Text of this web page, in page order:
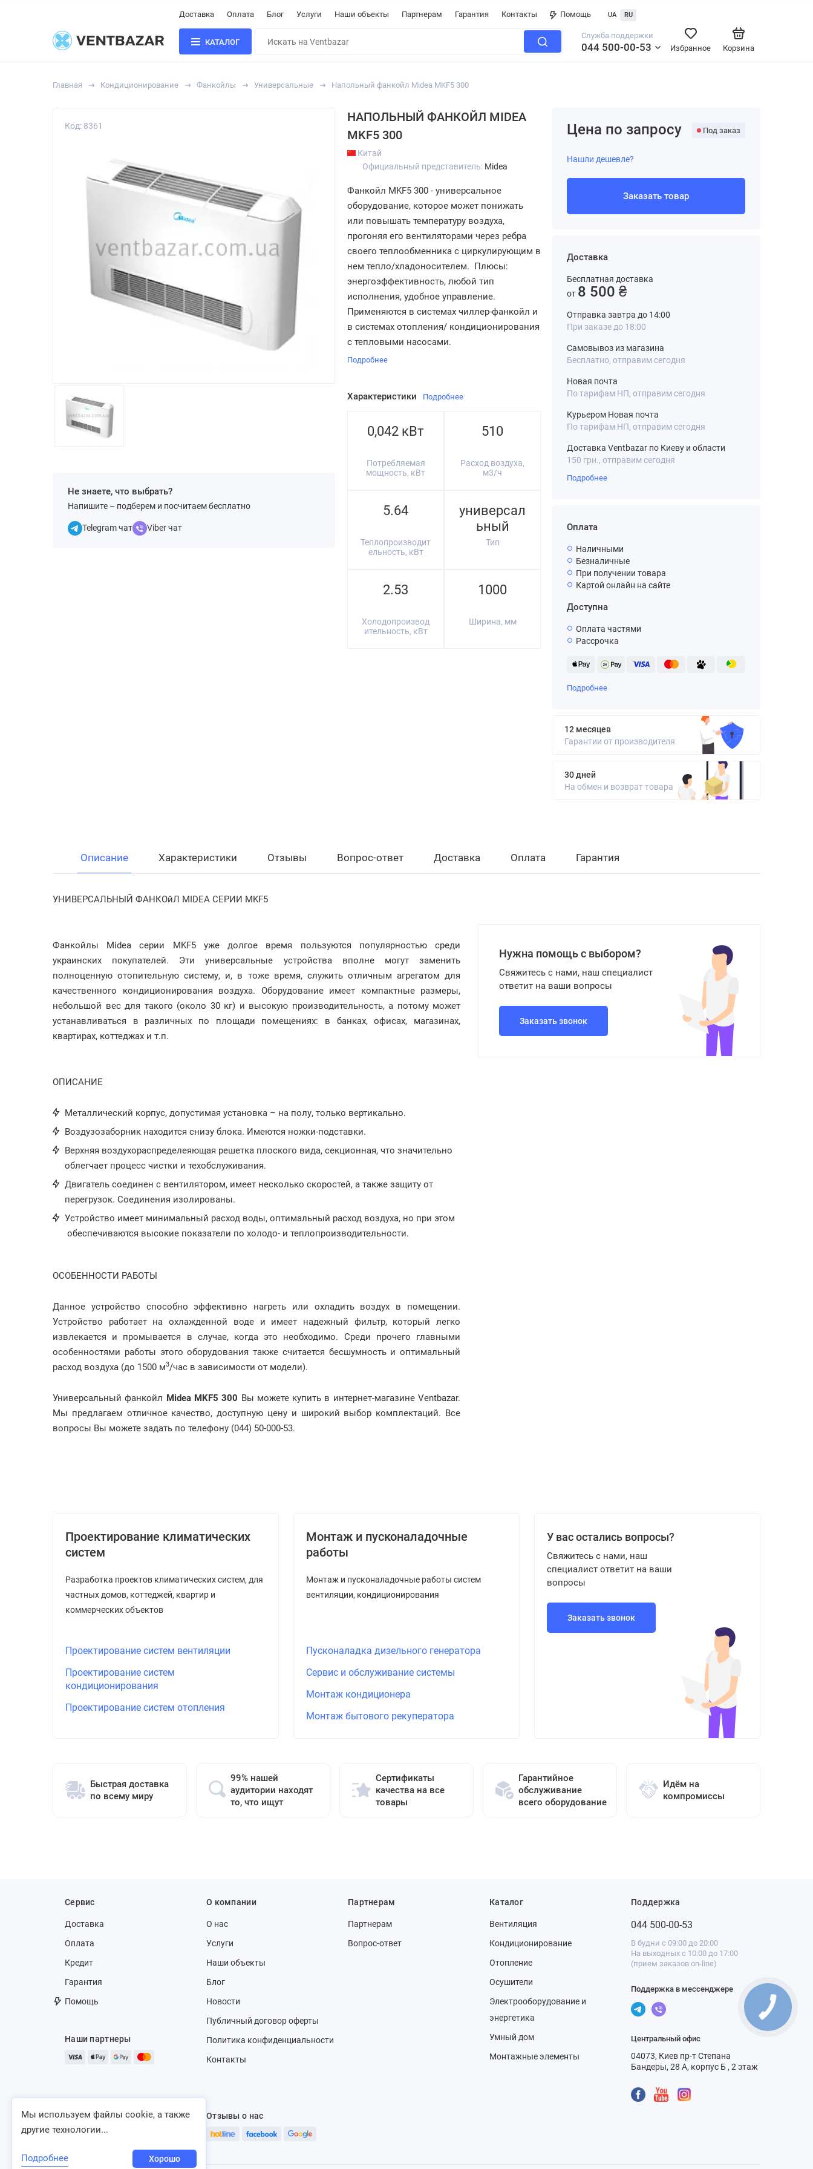
Доставка Оплата Блог Услуги Наши объекты Партнерам Гарантия Контакты Помощь UA RU
КАТАЛОГ
Служба поддержки
044 500-00-53 Корзина
Избранное
Главная Кондиционирование Фанкойлы Универсальные Напольный фанкойл Midea MKF5 300
Код: 8361
Не знаете, что выбрать?
Напишите – подберем и посчитаем бесплатно
Telegram чат Viber чат
НАПОЛЬНЫЙ ФАНКОЙЛ MIDEA
MKF5 300
Китай
Официальный представитель: Midea
Фанкойл MKF5 300 - универсальное
оборудование, которое может понижать
или повышать температуру воздуха,
прогоняя его вентиляторами через ребра
своего теплообменника с циркулирующим в
нем тепло/хладоносителем. Плюсы:
энергоэффективность, любой тип
исполнения, удобное управление.
Применяются в системах чиллер-фанкойл и
в системах отопления/ кондиционирования
с тепловыми насосами.
Подробнее
Характеристики Подробнее
0,042 кВт
Потребляемая
мощность, кВт
510
Расход воздуха,
м3/ч
5.64
Теплопроизводит
ельность, кВт
универсал
ьный
Тип
2.53
Холодопроизвод
ительность, кВт
1000
Ширина, мм
Цена по запросу Под заказ
Нашли дешевле?
Заказать товар
Доставка
Бесплатная доставка
от 8 500 ₴
Отправка завтра до 14:00
При заказе до 18:00
Самовывоз из магазина
Бесплатно, отправим сегодня
Новая почта
По тарифам НП, отправим сегодня
Курьером Новая почта
По тарифам НП, отправим сегодня
Доставка Ventbazar по Киеву и области
150 грн., отправим сегодня
Подробнее
Оплата
Наличными
Безналичные
При получении товара
Картой онлайн на сайте
Доступна
Оплата частями
Рассрочка
Подробнее
12 месяцев
Гарантии от производителя
30 дней
На обмен и возврат товара
Описание Характеристики Отзывы Вопрос-ответ Доставка Оплата Гарантия
УНИВЕРСАЛЬНЫЙ ФАНКОйЛ MIDEA СЕРИИ MKF5
Фанкойлы Midea серии MKF5 уже долгое время пользуются популярностью среди
украинских покупателей. Эти универсальные устройства вполне могут заменить
полноценную отопительную систему, и, в тоже время, служить отличным агрегатом для
качественного кондиционирования воздуха. Оборудование имеет компактные размеры,
небольшой вес для такого (около 30 кг) и высокую производительность, а потому может
устанавливаться в различных по площади помещениях: в банках, офисах, магазинах,
квартирах, коттеджах и т.п.
ОПИСАНИЕ
Металлический корпус, допустимая установка – на полу, только вертикально.
Воздузозаборник находится снизу блока. Имеются ножки-подставки.
Верхняя воздухораспределеяющая решетка плоского вида, секционная, что значительно
облегчает процесс чистки и техобслуживания.
Двигатель соединен с вентилятором, имеет несколько скоростей, а также защиту от
перегрузок. Соединения изолированы.
Устройство имеет минимальный расход воды, оптимальный расход воздуха, но при этом
обеспечиваются высокие показатели по холодо- и теплопроизводительности.
ОСОБЕННОСТИ РАБОТЫ
Данное устройство способно эффективно нагреть или охладить воздух в помещении.
Устройство работает на охлажденной воде и имеет надежный фильтр, который легко
извлекается и промывается в случае, когда это необходимо. Среди прочего главными
особенностями работы этого оборудования также считается бесшумность и оптимальный
расход воздуха (до 1500 м3/час в зависимости от модели).
Универсальный фанкойл Midea MKF5 300 Вы можете купить в интернет-магазине Ventbazar.
Мы предлагаем отличное качество, доступную цену и широкий выбор комплектаций. Все
вопросы Вы можете задать по телефону (044) 50-000-53.
Нужна помощь с выбором?
Свяжитесь с нами, наш специалист
ответит на ваши вопросы
Заказать звонок
Проектирование климатических
систем
Разработка проектов климатических систем, для
частных домов, коттеджей, квартир и
коммерческих объектов
Проектирование систем вентиляции
Проектирование систем
кондиционирования
Проектирование систем отопления
Монтаж и пусконаладочные
работы
Монтаж и пусконаладочные работы систем
вентиляции, кондиционирования
Пусконаладка дизельного генератора
Сервис и обслуживание системы
Монтаж кондиционера
Монтаж бытового рекуператора
У вас остались вопросы?
Свяжитесь с нами, наш
специалист ответит на ваши
вопросы
Заказать звонок
Быстрая доставка
по всему миру
99% нашей
аудитории находят
то, что ищут
Сертификаты
качества на все
товары
Гарантийное
обслуживание
всего оборудование
Идём на
компромиссы
Сервис
Доставка
Оплата
Кредит
Гарантия
Помощь
Наши партнеры
О компании
О нас
Услуги
Наши объекты
Блог
Новости
Публичный договор оферты
Политика конфиденциальности
Контакты
Отзывы о нас
Партнерам
Партнерам
Вопрос-ответ
Каталог
Вентиляция
Кондиционирование
Отопление
Осушители
Электрооборудование и
энергетика
Умный дом
Монтажные элементы
Поддержка
044 500-00-53
В будни с 09:00 до 20:00
На выходных с 10:00 до 17:00
(прием заказов on-line)
Поддержка в мессенджере
Центральный офис
04073, Киев пр-т Степана
Бандеры, 28 А, корпус Б , 2 этаж
Мы используем файлы cookie, а также
другие технологии...
Подробнее Хорошо